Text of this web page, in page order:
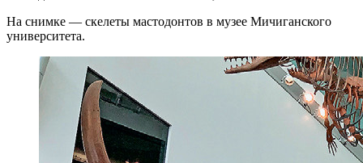
На снимке — скелеты мастодонтов в музее Мичиганского
университета.